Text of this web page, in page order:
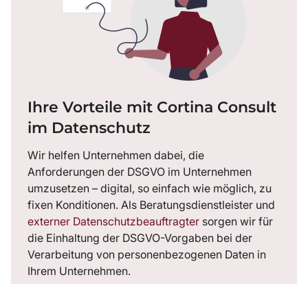
Ihre Vorteile mit Cortina Consult
im Datenschutz
Wir helfen Unternehmen dabei, die
Anforderungen der DSGVO im Unternehmen
umzusetzen – digital, so einfach wie möglich, zu
fixen Konditionen. Als Beratungsdienstleister und
externer Datenschutzbeauftragter sorgen wir für
die Einhaltung der DSGVO-Vorgaben bei der
Verarbeitung von personenbezogenen Daten in
Ihrem Unternehmen.